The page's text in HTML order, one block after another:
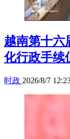
越南第十六
化行政手续
时政 2026/8/7